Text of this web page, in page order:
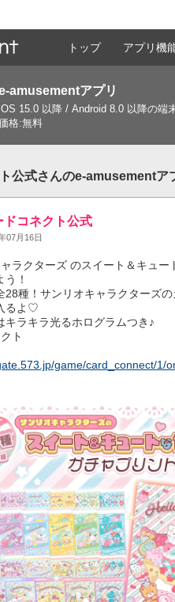
トップ アプリ機
amusementアプリ
iOS 15.0 以降 / Android 8.0 以降の端
格:無料
公式さんのe-amusementア
ドコネクト公式
07月16日
ラクターズ のスイート＆キュー
！
28種！サンリオキャラクターズ
るよ♡
キラキラ光るホログラムつき♪
ト
game/card_connect/1/